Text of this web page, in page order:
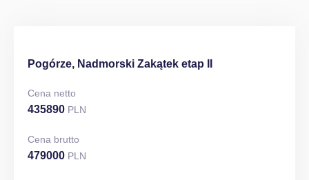
Pogórze, Nadmorski Zakątek etap II
Cena netto
435890 PLN
Cena brutto
479000 PLN